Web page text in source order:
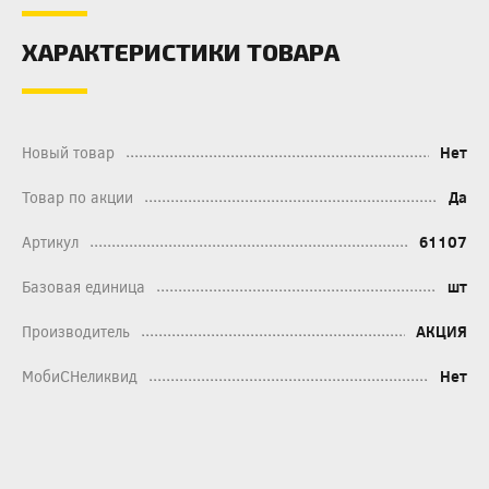
ХАРАКТЕРИСТИКИ ТОВАРА
Новый товар Нет
Товар по акции Да
Артикул 61107
Базовая единица шт
Производитель АКЦИЯ
МобиСНеликвид Нет